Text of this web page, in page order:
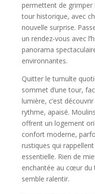
permettent de grimper
tour historique, avec
nouvelle surprise.
un rendez-vous avec
panorama
environnantes.
Quitter le tumulte
sommet d’une tour,
lumière, c’est
rythme, apaisé.
offrent un logement
confort moderne,
rustiques qui
essentielle. Rien de
enchantée au cœur du
semble ralentir.